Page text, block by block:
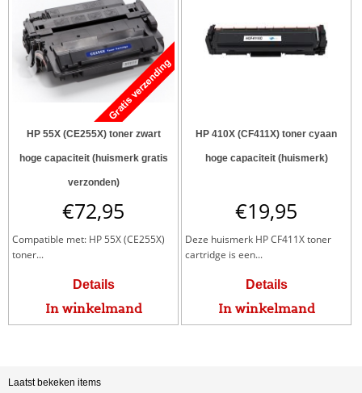
HP 55X (CE255X) toner zwart
hoge capaciteit (huismerk gratis
verzonden)
€72,95
Compatible met: HP 55X (CE255X)
toner...
Details
In winkelmand
HP 410X (CF411X) toner cyaan
hoge capaciteit (huismerk)
€19,95
Deze huismerk HP CF411X toner
cartridge is een...
Details
In winkelmand
Laatst bekeken items